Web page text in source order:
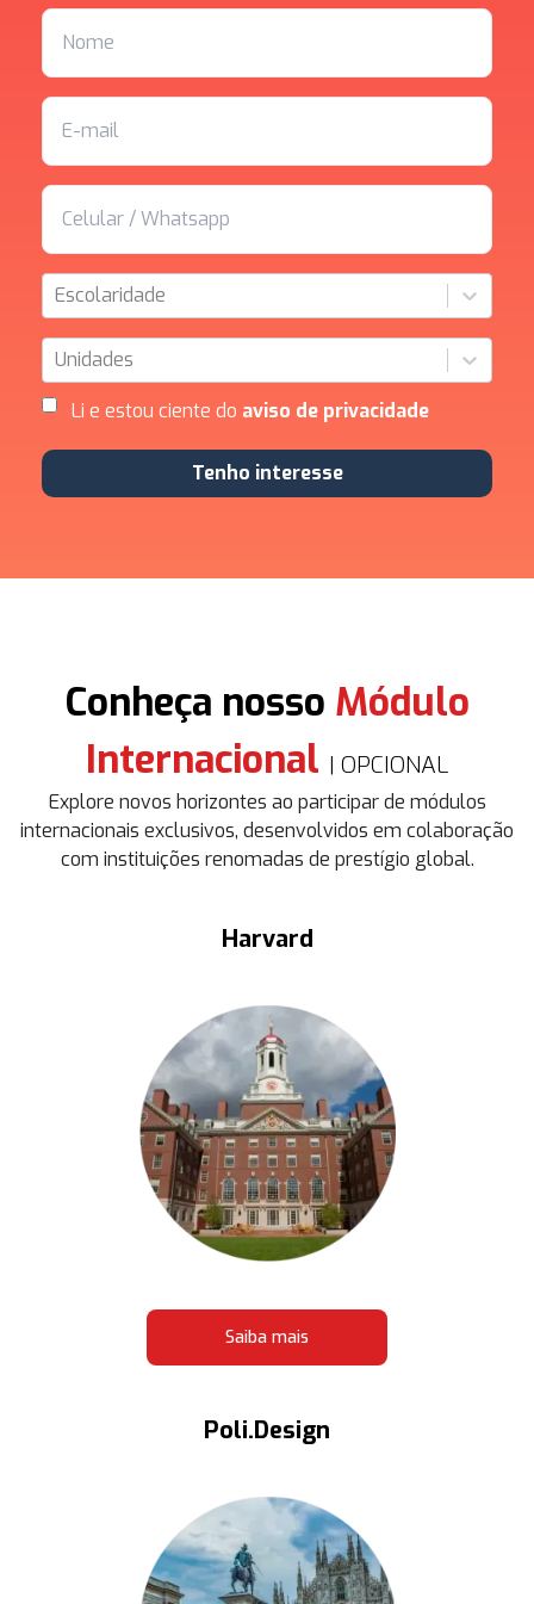
Escolaridade
Unidades
Li e estou ciente do aviso de privacidade
Tenho interesse
Conheça nosso Módulo
Internacional | OPCIONAL
Explore novos horizontes ao participar de módulos
internacionais exclusivos, desenvolvidos em colaboração
com instituições renomadas de prestígio global.
Harvard
Saiba mais
Poli.Design